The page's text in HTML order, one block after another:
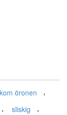
öronen ,
, sliskig ,